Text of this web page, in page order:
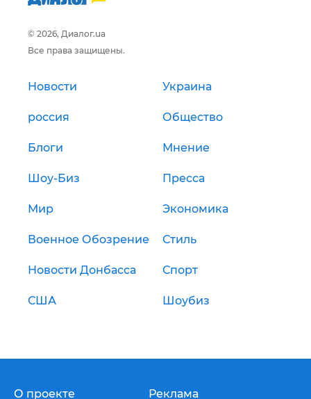
© 2026, Диалог.ua
Все права защищены.
Новости Украина
россия Общество
Блоги Мнение
Шоу-Биз Пресса
Мир Экономика
Военное Обозрение Стиль
Новости Донбасса Спорт
США Шоубиз
О проекте Реклама